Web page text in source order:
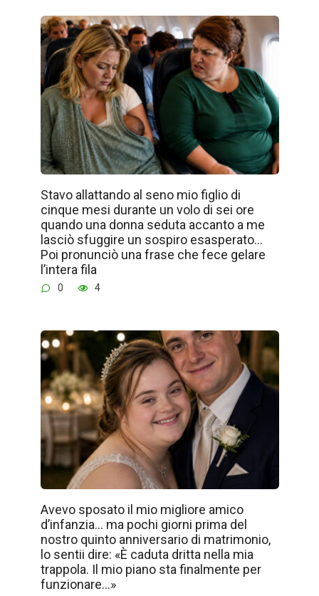
Stavo allattando al seno mio figlio di
cinque mesi durante un volo di sei ore
quando una donna seduta accanto a me
lasciò sfuggire un sospiro esasperato…
Poi pronunciò una frase che fece gelare
l’intera fila
0 4
Avevo sposato il mio migliore amico
d’infanzia… ma pochi giorni prima del
nostro quinto anniversario di matrimonio,
lo sentii dire: «È caduta dritta nella mia
trappola. Il mio piano sta finalmente per
funzionare…»